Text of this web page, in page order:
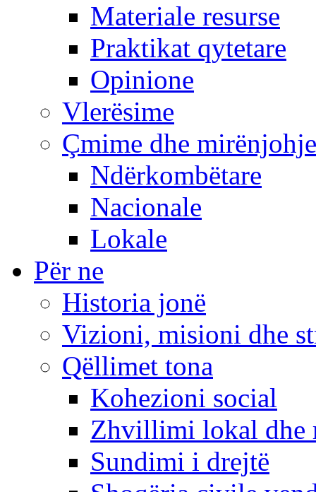
Materiale resurse
Praktikat qytetare
Opinione
Vlerësime
Çmime dhe mirënjohje
Ndërkombëtare
Nacionale
Lokale
Për ne
Historia jonë
Vizioni, misioni dhe
Qëllimet tona
Kohezioni social
Zhvillimi lokal dhe
Sundimi i drejtë